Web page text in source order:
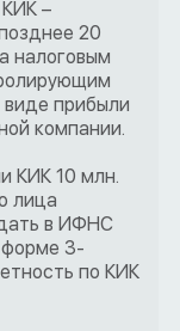
–
20
налоговым
прибыли
компании.
КИК 10 млн.
лица
в ИФНС
3-
по КИК